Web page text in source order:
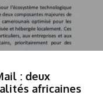
: deux
africaines